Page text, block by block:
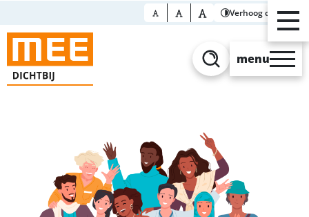
Verhoog contrast
Zoeken
menu